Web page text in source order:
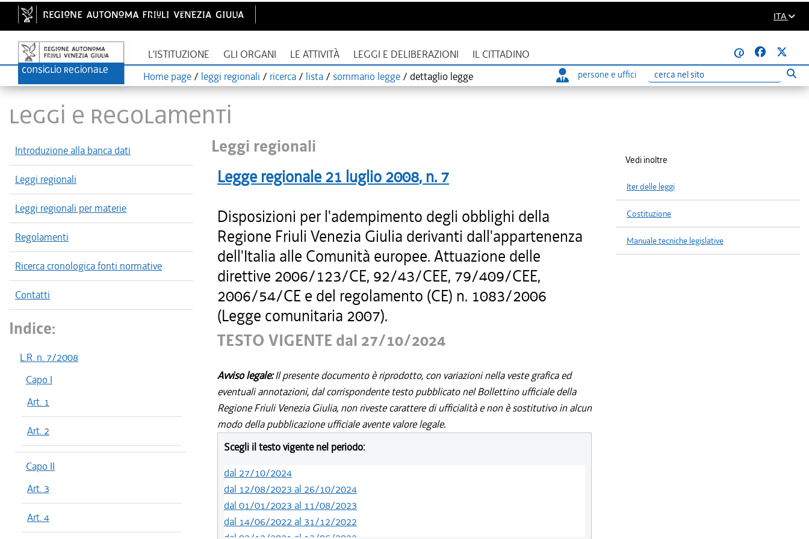
ITA
L'ISTITUZIONE GLI ORGANI LE ATTIVITÀ LEGGI E DELIBERAZIONI IL CITTADINO
@
Home page / leggi regionali / ricerca / lista / sommario legge / dettaglio legge persone e uffici
Ricerca
LEGGI E REGOLAMENTI
Introduzione alla banca dati
Leggi regionali
Leggi regionali per materie
Regolamenti
Ricerca cronologica fonti normative
Contatti
Indice:
L.R. n. 7/2008
Capo I
Art. 1
Art. 2
Capo II
Art. 3
Art. 4
Leggi regionali
Legge regionale 21 luglio 2008, n. 7
Disposizioni per l'adempimento degli obblighi della
Regione Friuli Venezia Giulia derivanti dall'appartenenza
dell'Italia alle Comunità europee. Attuazione delle
direttive 2006/123/CE, 92/43/CEE, 79/409/CEE,
2006/54/CE e del regolamento (CE) n. 1083/2006
(Legge comunitaria 2007).
TESTO VIGENTE dal 27/10/2024
Avviso legale:Il presente documento è riprodotto, con variazioni nella veste grafica ed
eventuali annotazioni, dal corrispondente testo pubblicato nel Bollettino ufficiale della
Regione Friuli Venezia Giulia, non riveste carattere di ufficialità e non è sostitutivo in alcun
modo della pubblicazione ufficiale avente valore legale.
Scegli il testo vigente nel periodo:
dal 27/10/2024
dal 12/08/2023 al 26/10/2024
dal 01/01/2023 al 11/08/2023
dal 14/06/2022 al 31/12/2022
Vedi inoltre
Iter delle leggi
Costituzione
Manuale tecniche legislative